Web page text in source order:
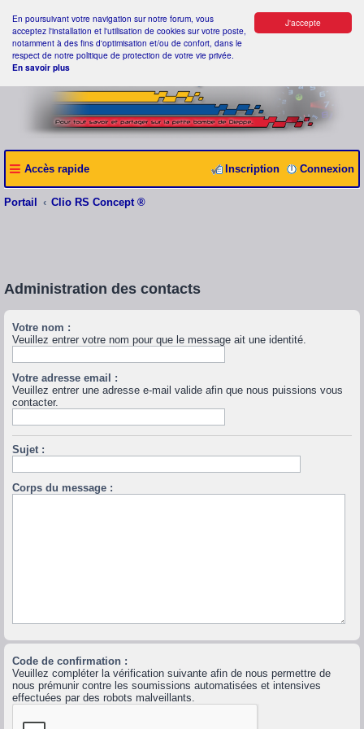
J'accepte
En poursuivant votre navigation sur notre forum, vous
acceptez l'installation et l'utilisation de cookies sur votre poste,
notamment à des fins d'optimisation et/ou de confort, dans le
respect de notre politique de protection de votre vie privée.
En savoir plus
Accès rapide Connexion
Inscription
Portail Clio RS Concept ®
Administration des contacts
Votre nom :
Veuillez entrer votre nom pour que le message ait une identité.
Votre adresse email :
Veuillez entrer une adresse e-mail valide afin que nous puissions vous
contacter.
Sujet :
Corps du message :
Code de confirmation :
Veuillez compléter la vérification suivante afin de nous permettre de
nous prémunir contre les soumissions automatisées et intensives
effectuées par des robots malveillants.